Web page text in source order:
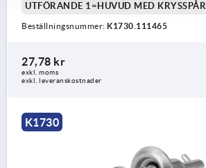
UTFÖRANDE 1=HUVUD MED KRYSSPÅR
Beställningsnummer: K1730.111465
27,78 kr
exkl. moms
exkl. leveranskostnader
K1730